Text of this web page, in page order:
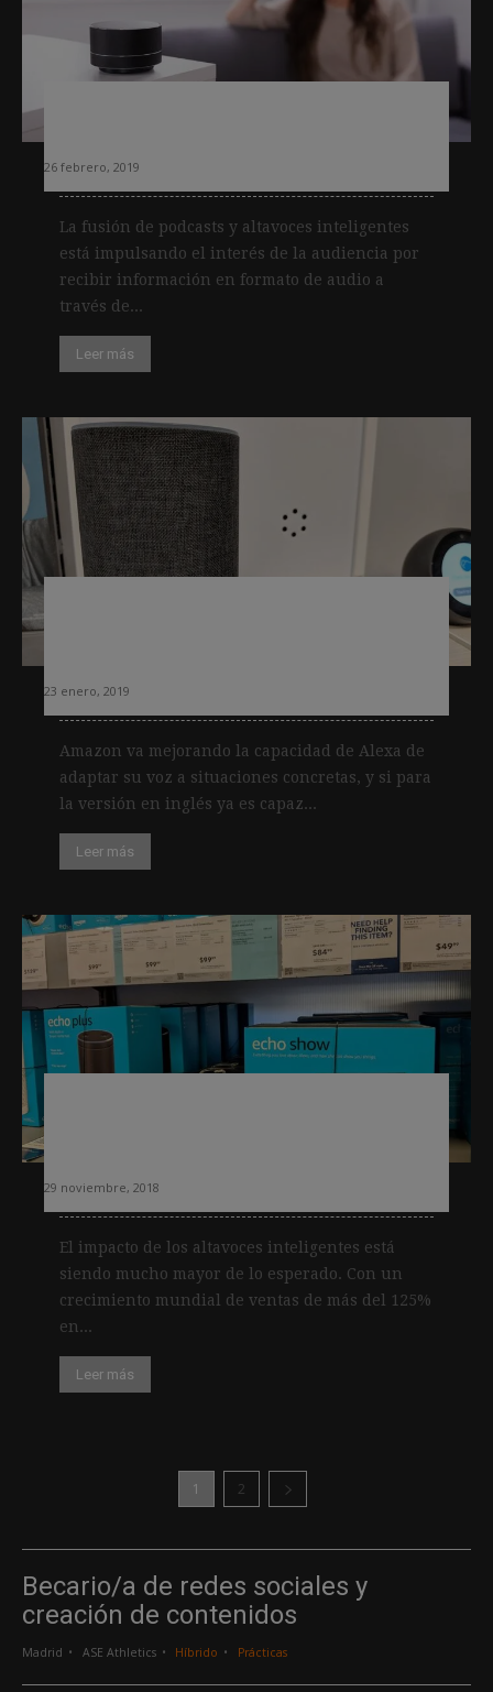
26 febrero, 2019
La fusión de podcasts y altavoces inteligentes
está impulsando el interés de la audiencia por
recibir información en formato de audio a
través de...
Leer más
23 enero, 2019
Amazon va mejorando la capacidad de Alexa de
adaptar su voz a situaciones concretas, y si para
la versión en inglés ya es capaz...
Leer más
29 noviembre, 2018
El impacto de los altavoces inteligentes está
siendo mucho mayor de lo esperado. Con un
crecimiento mundial de ventas de más del 125%
en...
Leer más
1 2
Becario/a de redes sociales y
creación de contenidos
Madrid ASE Athletics Híbrido Prácticas